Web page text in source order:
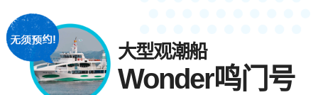
大型观潮船
Wonder鸣门号